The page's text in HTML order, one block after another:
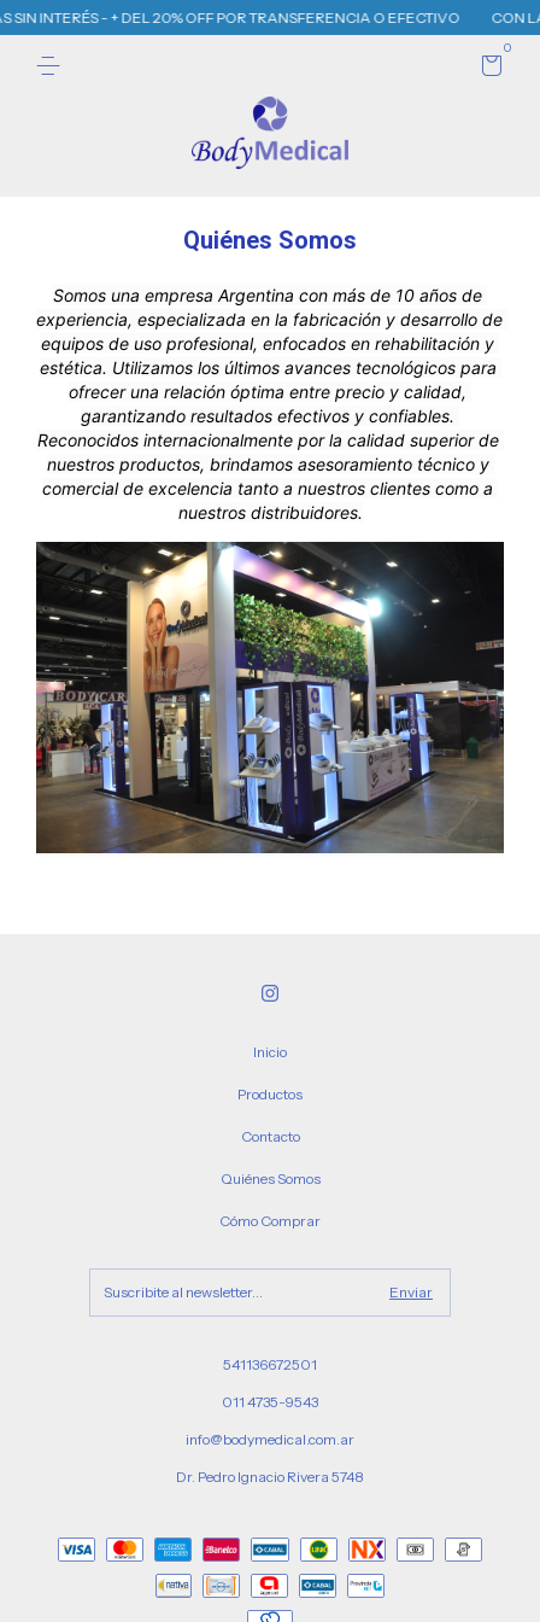
INTERÉS - + DEL 20% OFF POR TRANSFERENCIA O EFECTIVO CON
0
Quiénes Somos
Somos una empresa Argentina con m
experiencia, especializada en la fabricación y desarrollo de
equipos de uso profesional, enfocados en rehabilitación y
estética. Utilizamos los últimos avances tecnológicos para
ofrecer una relación óptima entre precio y calidad,
Reconocidos internacionalmente por la calidad superior de
nuestros productos, brindamos asesoramiento técnico y
comercial de excelencia tanto a nuestros clientes como a
nuestros distribuidores.
Inicio
Productos
Contacto
Quiénes Somos
Cómo Comprar
541136672501
011 4735-9543
info@bodymedical.com.ar
Dr. Pedro Ignacio Rivera 5748